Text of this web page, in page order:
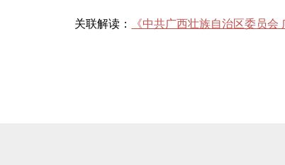
关联解读： 《中共广西壮族自治区委员